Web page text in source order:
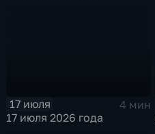
17 июля
4 мин
17 июля 2026 года